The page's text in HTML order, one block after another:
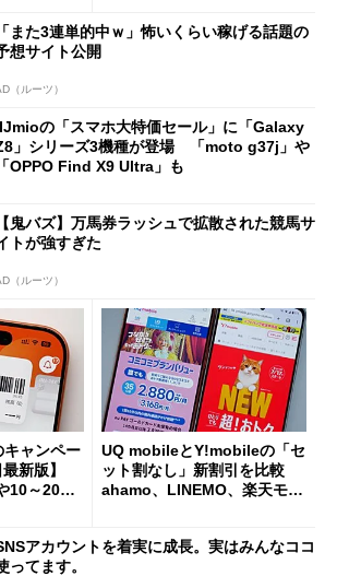
「また3連単的中ｗ」怖いくらい稼げる話題の
想サイト公開
（ルーツ）
の「スマホ大特価セール」に「Galaxy
」シリーズ3機種が登場 「moto g37j」や
「OPPO Find X9 Ultra」も
【鬼バズ】万馬券ラッシュで拡散された競馬サ
トが強すぎた
（ルーツ）
ャンペー
最新版】
10～20％
UQ mobileとY!mobileの「セ
ット割なし」新割引を比較
ahamo、LINEMO、楽天モバ
アカウントを着実に成長。実はみんなココ
ってます。